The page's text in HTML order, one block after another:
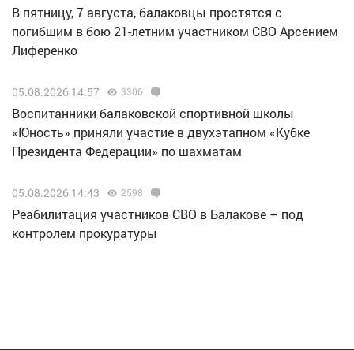
В пятницу, 7 августа, балаковцы простятся с
погибшим в бою 21-летним участником СВО Арсением
Лиференко
05.08.2026 14:57 3306
Воспитанники балаковской спортивной школы
«Юность» приняли участие в двухэтапном «Кубке
Президента Федерации» по шахматам
05.08.2026 14:43 2598
Реабилитация участников СВО в Балакове – под
контролем прокуратуры